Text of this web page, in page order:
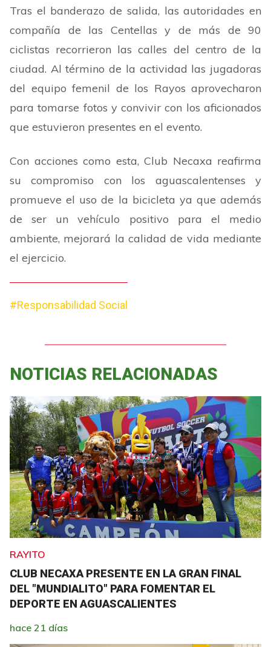
Tras el banderazo de salida, las autoridades en
compañía de las Centellas y de más de 90
ciclistas recorrieron las calles del centro de la
ciudad. Al término de la actividad las jugadoras
del equipo femenil de los Rayos aprovecharon
para tomarse fotos y convivir con los aficionados
que estuvieron presentes en el evento.
Con acciones como esta, Club Necaxa reafirma
su compromiso con los aguascalentenses y
promueve el uso de la bicicleta ya que además
de ser un vehículo positivo para el medio
ambiente, mejorará la calidad de vida mediante
el ejercicio.
#Responsabilidad Social
NOTICIAS RELACIONADAS
RAYITO
CLUB NECAXA PRESENTE EN LA GRAN FINAL
DEL "MUNDIALITO" PARA FOMENTAR EL
DEPORTE EN AGUASCALIENTES
hace 21 días